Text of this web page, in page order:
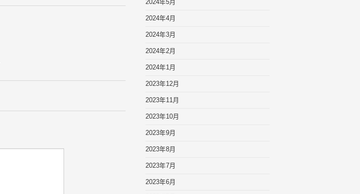
2024年5月
2024年4月
2024年3月
2024年2月
2024年1月
2023年12月
2023年11月
2023年10月
2023年9月
2023年8月
2023年7月
2023年6月